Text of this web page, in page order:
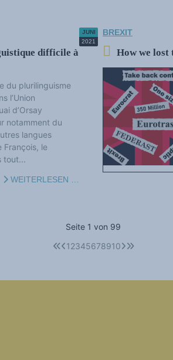
difficile à
du plurilinguisme
l’Union
d’Orsay
notamment du
langues
François, le
tout...
WEITERLESEN …
JUNI
2021
BREXIT
How we
Seite 1 von 99
12345678910